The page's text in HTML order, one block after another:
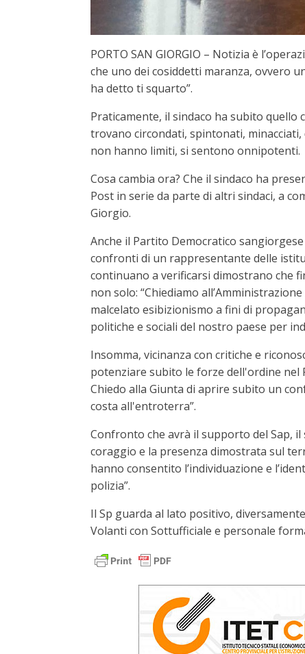
PORTO SAN GIORGIO – Notizia è
che uno dei cosiddetti maranza, ovvero
ha detto ti squarto”.
Praticamente, il sindaco ha subito quello
trovano circondati, spintonati,
non hanno limiti, si sentono onnipotenti.
Cosa cambia ora? Che il sindaco ha
Post in serie da parte di altri sindaci, a
Giorgio.
Anche il Partito Democratico
confronti di un rappresentante delle
continuano a verificarsi dimostrano che
non solo: “Chiediamo
malcelato esibizionismo a fini di
politiche e sociali del nostro paese per
Insomma, vicinanza con critiche e
potenziare subito le forze dell'ordine nel
Chiedo alla Giunta di aprire subito un
costa all'entroterra”.
Confronto che avrà il supporto del Sap,
coraggio e la presenza dimostrata sul
hanno consentito l’individuazione e
polizia”.
Il Sp guarda al lato positivo,
Volanti con Sottufficiale e personale